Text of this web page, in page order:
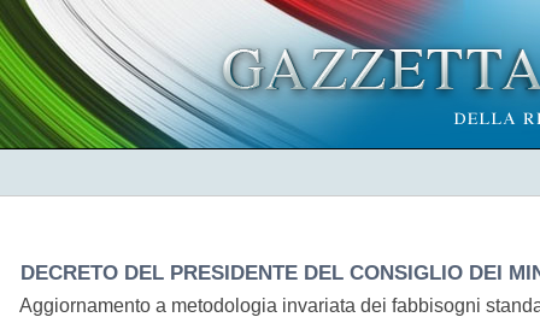
DECRETO DEL PRESIDENTE DEL CONSIGLIO DEI
Aggiornamento a metodologia invariata dei fabbisogni